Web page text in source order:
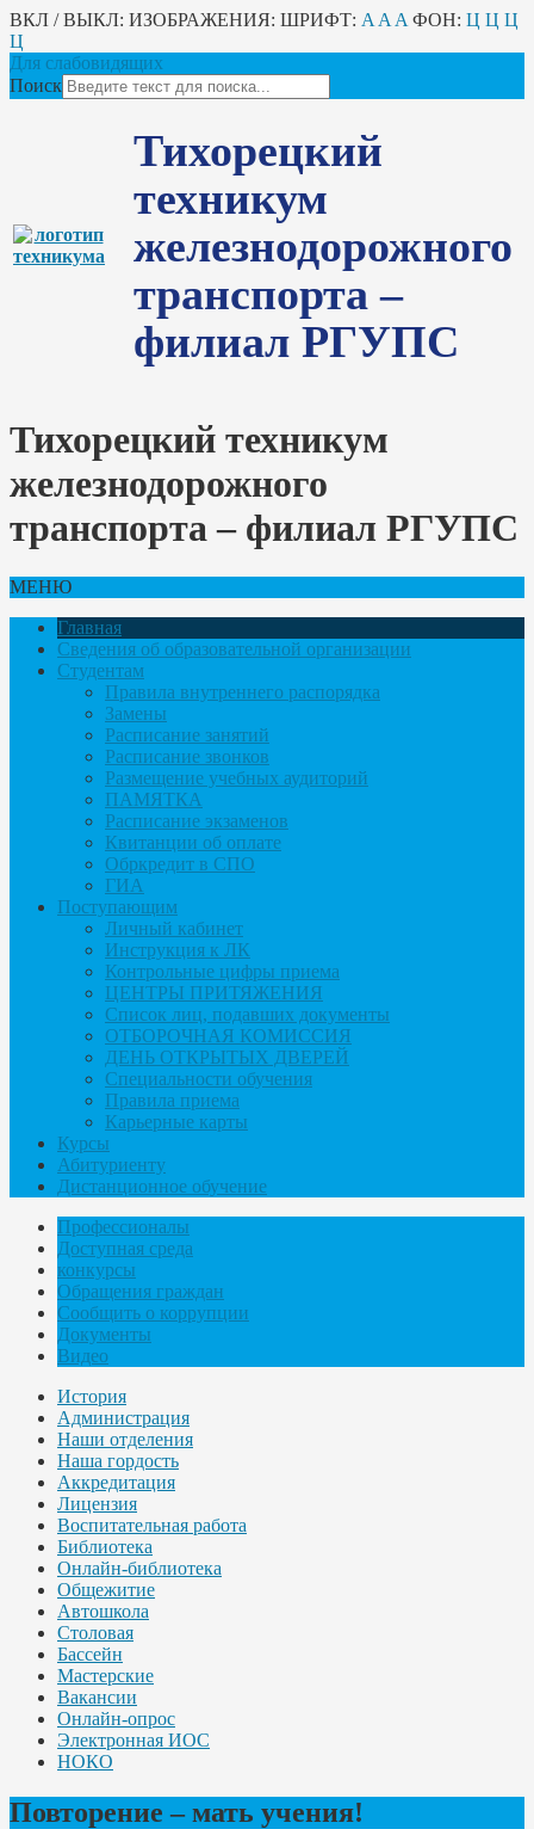
ВКЛ / ВЫКЛ: ИЗОБРАЖЕНИЯ: ШРИФТ: A A A ФОН: Ц Ц Ц
Ц
Для слабовидящих
Поиск
Тихорецкий
техникум
железнодорожного
транспорта –
филиал РГУПС
Тихорецкий техникум
железнодорожного
транспорта – филиал РГУПС
МЕНЮ
Главная
Сведения об образовательной организации
Студентам
Правила внутреннего распорядка
Замены
Расписание занятий
Расписание звонков
Размещение учебных аудиторий
ПАМЯТКА
Расписание экзаменов
Квитанции об оплате
Обркредит в СПО
ГИА
Поступающим
Личный кабинет
Инструкция к ЛК
Контрольные цифры приема
ЦЕНТРЫ ПРИТЯЖЕНИЯ
Список лиц, подавших документы
ОТБОРОЧНАЯ КОМИССИЯ
ДЕНЬ ОТКРЫТЫХ ДВЕРЕЙ
Специальности обучения
Правила приема
Карьерные карты
Курсы
Абитуриенту
Дистанционное обучение
Профессионалы
Доступная среда
конкурсы
Обращения граждан
Сообщить о коррупции
Документы
Видео
История
Администрация
Наши отделения
Наша гордость
Аккредитация
Лицензия
Воспитательная работа
Библиотека
Онлайн-библиотека
Общежитие
Автошкола
Столовая
Бассейн
Мастерские
Вакансии
Онлайн-опрос
Электронная ИОС
НОКО
Повторение – мать учения!